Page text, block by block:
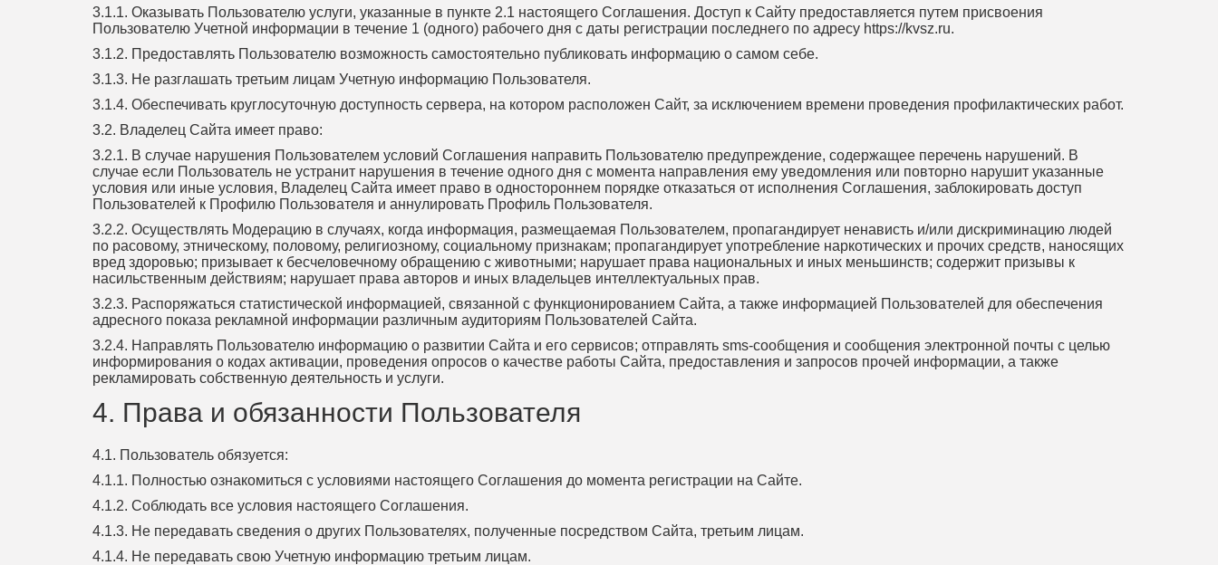
3.1.1. Оказывать Пользователю услуги, указанные в пункте 2.1 настоящего Соглашения. Доступ к Сайту предоставляется путем присвоения
Пользователю Учетной информации в течение 1 (одного) рабочего дня с даты регистрации последнего по адресу https://kvsz.ru.
3.1.2. Предоставлять Пользователю возможность самостоятельно публиковать информацию о самом себе.
3.1.3. Не разглашать третьим лицам Учетную информацию Пользователя.
3.1.4. Обеспечивать круглосуточную доступность сервера, на котором расположен Сайт, за исключением времени проведения профилактических работ.
3.2. Владелец Сайта имеет право:
3.2.1. В случае нарушения Пользователем условий Соглашения направить Пользователю предупреждение, содержащее перечень нарушений. В
случае если Пользователь не устранит нарушения в течение одного дня с момента направления ему уведомления или повторно нарушит указанные
условия или иные условия, Владелец Сайта имеет право в одностороннем порядке отказаться от исполнения Соглашения, заблокировать доступ
Пользователей к Профилю Пользователя и аннулировать Профиль Пользователя.
3.2.2. Осуществлять Модерацию в случаях, когда информация, размещаемая Пользователем, пропагандирует ненависть и/или дискриминацию людей
по расовому, этническому, половому, религиозному, социальному признакам; пропагандирует употребление наркотических и прочих средств, наносящих
вред здоровью; призывает к бесчеловечному обращению с животными; нарушает права национальных и иных меньшинств; содержит призывы к
насильственным действиям; нарушает права авторов и иных владельцев интеллектуальных прав.
3.2.3. Распоряжаться статистической информацией, связанной с функционированием Сайта, а также информацией Пользователей для обеспечения
адресного показа рекламной информации различным аудиториям Пользователей Сайта.
3.2.4. Направлять Пользователю информацию о развитии Сайта и его сервисов; отправлять sms-сообщения и сообщения электронной почты с целью
информирования о кодах активации, проведения опросов о качестве работы Сайта, предоставления и запросов прочей информации, а также
рекламировать собственную деятельность и услуги.
4. Права и обязанности Пользователя
4.1. Пользователь обязуется:
4.1.1. Полностью ознакомиться с условиями настоящего Соглашения до момента регистрации на Сайте.
4.1.2. Соблюдать все условия настоящего Соглашения.
4.1.3. Не передавать сведения о других Пользователях, полученные посредством Сайта, третьим лицам.
4.1.4. Не передавать свою Учетную информацию третьим лицам.